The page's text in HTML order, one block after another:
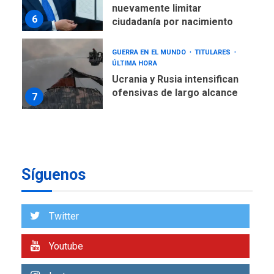
6
nuevamente limitar
ciudadanía por nacimiento
7
GUERRA EN EL MUNDO
TITULARES
ÚLTIMA HORA
Ucrania y Rusia intensifican
ofensivas de largo alcance
1
2
De la Espriella asumirá
atípica fuera de Bogotá
Síguenos
Twitter
Youtube